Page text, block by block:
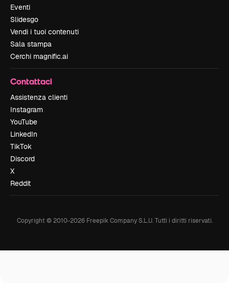
Eventi
Slidesgo
Vendi i tuoi contenuti
Sala stampa
Cerchi magnific.ai
Contattaci
Assistenza clienti
Instagram
YouTube
LinkedIn
TikTok
Discord
X
Reddit
Copyright © 2010-2026Freepik Company S.L.U. Tutti i diritti riservati.